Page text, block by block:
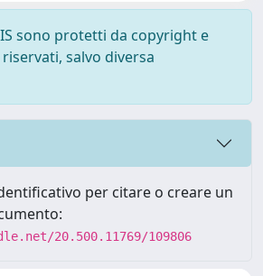
sono protetti da copyright e
salvo diversa
per citare o creare un
20.500.11769/109806